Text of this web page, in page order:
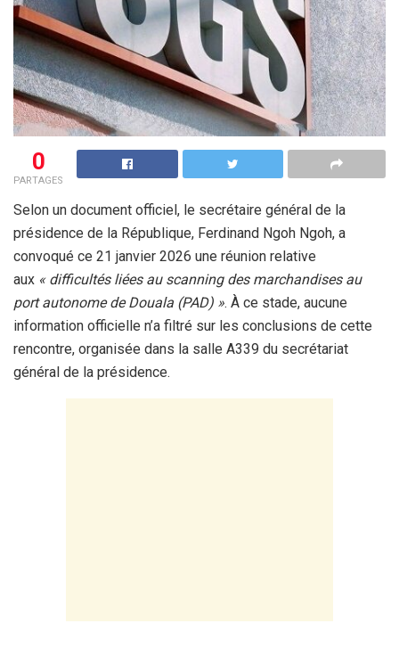
0
PARTAGES
Selon un document officiel, le secrétaire général de la
présidence de la République, Ferdinand Ngoh Ngoh, a
convoqué ce 21 janvier 2026 une réunion relative
aux « difficultés liées au scanning des marchandises au
port autonome de Douala (PAD) ». À ce stade, aucune
information officielle n’a filtré sur les conclusions de cette
rencontre, organisée dans la salle A339 du secrétariat
général de la présidence.